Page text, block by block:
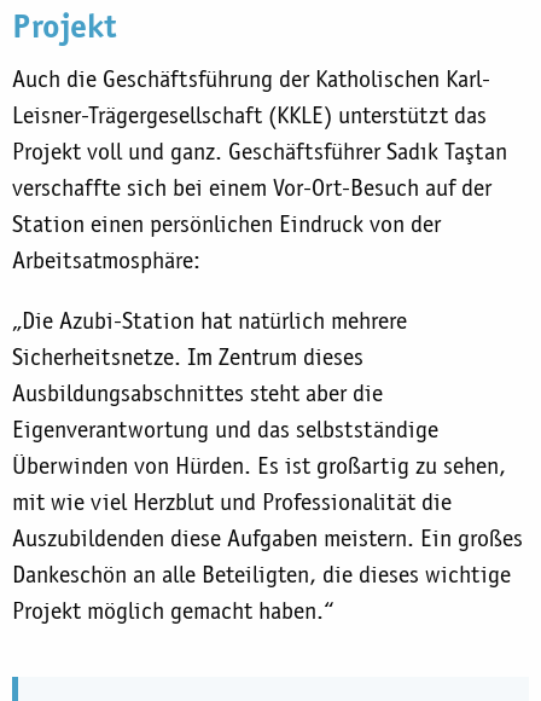
Projekt
Auch die Geschäftsführung der Katholischen Karl-
Leisner-Trägergesellschaft (KKLE) unterstützt das
Projekt voll und ganz. Geschäftsführer Sadık Taştan
verschaffte sich bei einem Vor-Ort-Besuch auf der
Station einen persönlichen Eindruck von der
Arbeitsatmosphäre:
„Die Azubi-Station hat natürlich mehrere
Sicherheitsnetze. Im Zentrum dieses
Ausbildungsabschnittes steht aber die
Eigenverantwortung und das selbstständige
Überwinden von Hürden. Es ist großartig zu sehen,
mit wie viel Herzblut und Professionalität die
Auszubildenden diese Aufgaben meistern. Ein großes
Dankeschön an alle Beteiligten, die dieses wichtige
Projekt möglich gemacht haben.“